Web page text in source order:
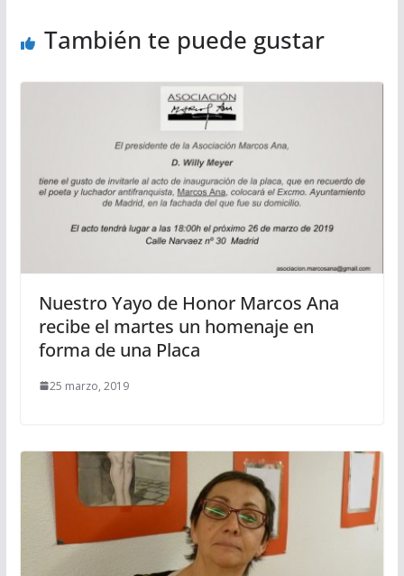
También te puede gustar
Nuestro Yayo de Honor Marcos Ana
recibe el martes un homenaje en
forma de una Placa
25 marzo, 2019